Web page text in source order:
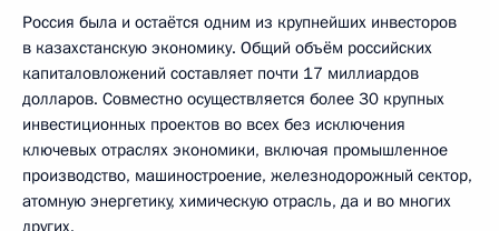
Россия была и остаётся одним из крупнейших инвесторов
в казахстанскую экономику. Общий объём российских
капиталовложений составляет почти 17 миллиардов
долларов. Совместно осуществляется более 30 крупных
инвестиционных проектов во всех без исключения
ключевых отраслях экономики, включая промышленное
производство, машиностроение, железнодорожный сектор,
атомную энергетику, химическую отрасль, да и во многих
других.